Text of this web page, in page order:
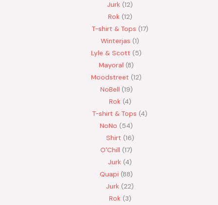
Jurk 12
Rok 12
T-shirt & Tops 17
Winterjas 1
Lyle & Scott
5
Mayoral 8
Moodstreet 12
NoBell 19
Rok 4
T-shirt & Tops 4
NoNo
54
Shirt 16
O'Chill 17
Jurk 4
Quapi 88
Jurk 22
Rok 3